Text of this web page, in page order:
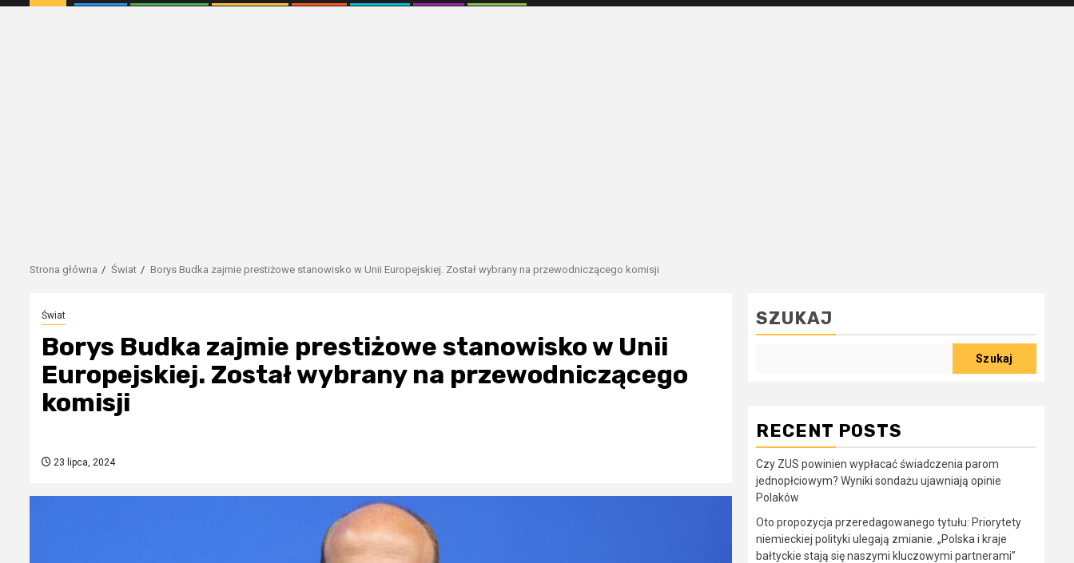
Strona główna Świat Borys Budka zajmie prestiżowe stanowisko w Unii Europejskiej. Został wybrany na przewodniczącego komisji
Świat
Borys Budka zajmie prestiżowe stanowisko w Unii
Europejskiej. Został wybrany na przewodniczącego
komisji
23 lipca, 2024
SZUKAJ
Szukaj
RECENT POSTS
Czy ZUS powinien wypłacać świadczenia parom
jednopłciowym? Wyniki sondażu ujawniają opinie
Polaków
Oto propozycja przeredagowanego tytułu: Priorytety
niemieckiej polityki ulegają zmianie. „Polska i kraje
bałtyckie stają się naszymi kluczowymi partnerami”